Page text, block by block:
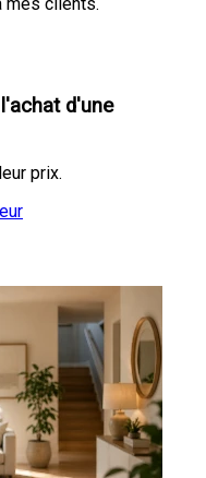
d'une
prix.